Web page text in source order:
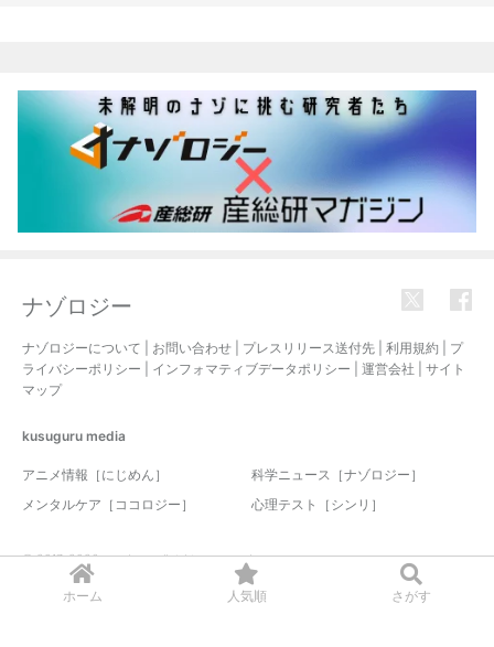
ホーム 人気順 さがす
ナゾロジー
ナゾロジーについて お問い合わせ プレスリリース送付先 利用規約
プ
ライバシーポリシー
インフォマティブデータポリシー 運営会社
サイト
マップ
kusuguru media
アニメ情報［にじめん］
科学ニュース［ナゾロジー］
メンタルケア［ココロジー］
心理テスト［シンリ］
© 2017-2026 nazology. all rights reserved.